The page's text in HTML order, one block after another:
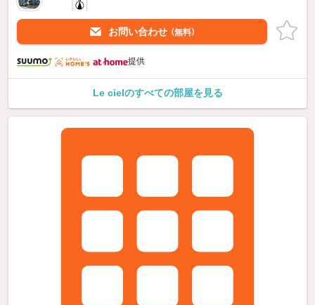
お問い合わせ （無料）
提供
Le cielのすべての部屋を見る